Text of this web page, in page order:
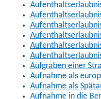
Aufgraben einer
Aufnahme als
Aufnahme als
Aufnahme in die